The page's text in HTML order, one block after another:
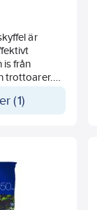
är
is från
trottoarer.
för 3x
(1)